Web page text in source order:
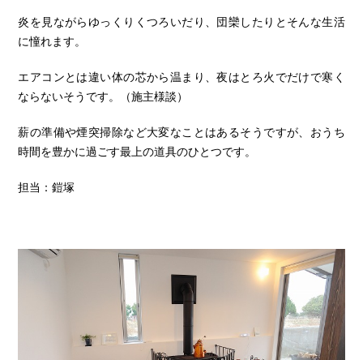
炎を見ながらゆっくりくつろいだり、団欒したりとそんな生活
に憧れます。
エアコンとは違い体の芯から温まり、夜はとろ火でだけで寒く
ならないそうです。（施主様談）
薪の準備や煙突掃除など大変なことはあるそうですが、おうち
時間を豊かに過ごす最上の道具のひとつです。
担当：鎧塚